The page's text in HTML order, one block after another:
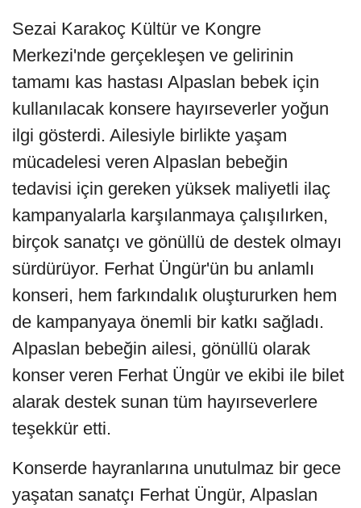
Sezai Karakoç Kültür ve Kongre
Merkezi'nde gerçekleşen ve gelirinin
tamamı kas hastası Alpaslan bebek için
kullanılacak konsere hayırseverler yoğun
ilgi gösterdi. Ailesiyle birlikte yaşam
mücadelesi veren Alpaslan bebeğin
tedavisi için gereken yüksek maliyetli ilaç
kampanyalarla karşılanmaya çalışılırken,
birçok sanatçı ve gönüllü de destek olmayı
sürdürüyor. Ferhat Üngür'ün bu anlamlı
konseri, hem farkındalık oluştururken hem
de kampanyaya önemli bir katkı sağladı.
Alpaslan bebeğin ailesi, gönüllü olarak
konser veren Ferhat Üngür ve ekibi ile bilet
alarak destek sunan tüm hayırseverlere
teşekkür etti.
Konserde hayranlarına unutulmaz bir gece
yaşatan sanatçı Ferhat Üngür, Alpaslan